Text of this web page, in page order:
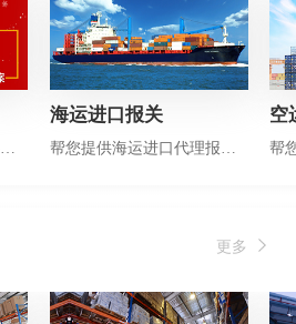
专业代办原产地证，资料齐全半天出证
海运进口报关 空
更多